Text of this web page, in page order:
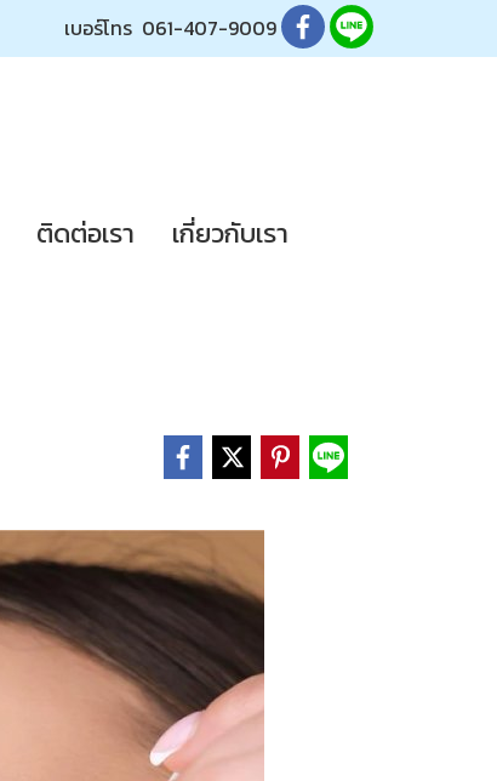
เบอร์โทร 061-407-9009
ติดต่อเรา เกี่ยวกับเรา